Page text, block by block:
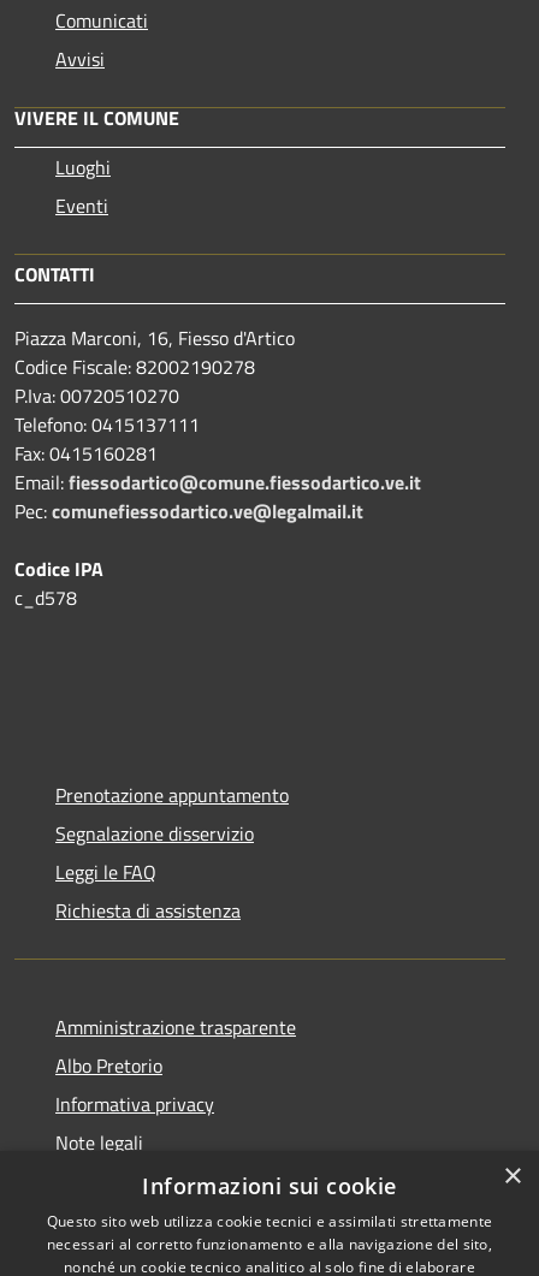
Comunicati
Avvisi
VIVERE IL COMUNE
Luoghi
Eventi
CONTATTI
Piazza Marconi, 16, Fiesso d'Artico
Codice Fiscale: 82002190278
P.Iva: 00720510270
Telefono:0415137111
Fax:0415160281
Email:fiessodartico@comune.fiessodartico.ve.it
Pec:comunefiessodartico.ve@legalmail.it
Codice IPA
c_d578
Prenotazione appuntamento
Segnalazione disservizio
Leggi le FAQ
Richiesta di assistenza
Amministrazione trasparente
Albo Pretorio
Informativa privacy
Note legali
Dichiarazione di accessibilità
×
Informazioni sui cookie
Questo sito web utilizza cookie tecnici e assimilati strettamente
necessari al corretto funzionamento e alla navigazione del sito,
nonché un cookie tecnico analitico al solo fine di elaborare